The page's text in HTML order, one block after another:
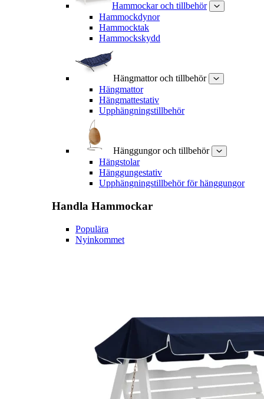
Hammockar och tillbehör
Hammockdynor
Hammocktak
Hammockskydd
Hängmattor och tillbehör
Hängmattor
Hängmattestativ
Upphängningstillbehör
Hänggungor och tillbehör
Hängstolar
Hänggungestativ
Upphängningstillbehör för hänggungor
Handla Hammockar
Populära
Nyinkommet